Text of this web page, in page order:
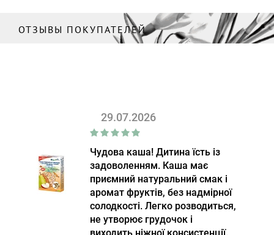
ОТЗЫВЫ ПОКУПАТЕЛЕЙ
29.07.2026
Чудова каша! Дитина їсть із
задоволенням. Каша має
приємний натуральний смак і
аромат фруктів, без надмірної
солодкості. Легко розводиться,
не утворює грудочок і